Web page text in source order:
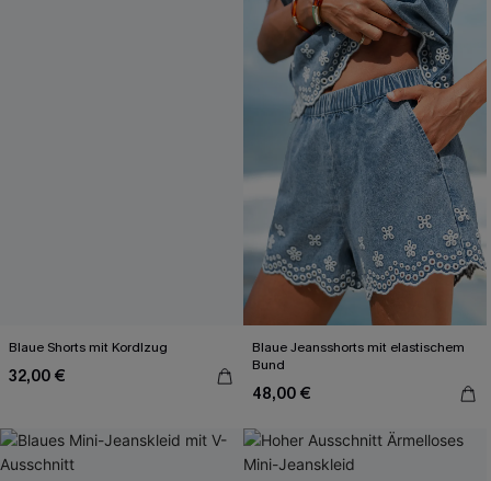
Blaue Shorts mit Kordlzug
32,00 €
Blaue Jeansshorts mit elastischem
Bund
48,00 €